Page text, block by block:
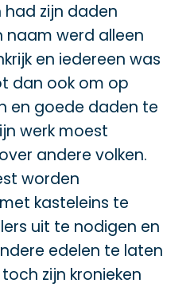
zijn daden
naam werd alleen
en iedereen was
dan ook om op
en goede daden te
werk moest
andere volken.
worden
kasteleins te
uit te nodigen en
edelen te laten
zijn kronieken